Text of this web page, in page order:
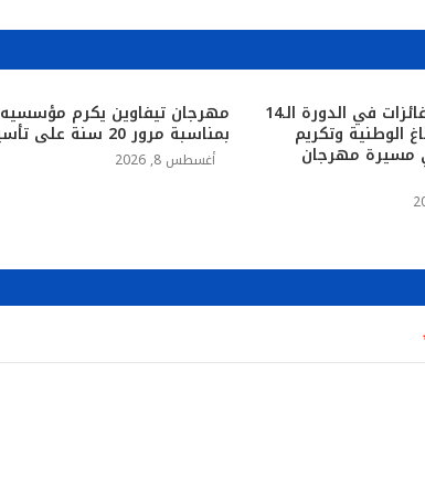
أملن.. تتويج الفائزات في الدورة الـ14
الوطنية وتكريم
مسيرة مهرجان
مهرجان تيفاوين يكرم مؤسسيه
بمناسبة مرور 20 سنة على تأسيسه
أغسطس 8, 2026